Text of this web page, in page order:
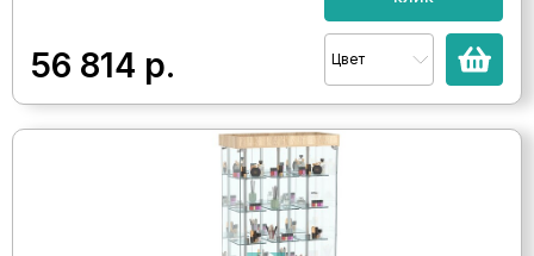
56 814 р. Цвет